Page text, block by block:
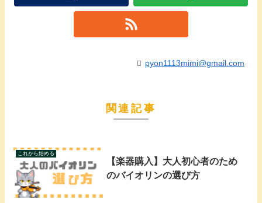
pyon1113mimi@gmail.com
関連記事
これから始める
【楽器購入】大人初心者のため
のバイオリンの選び方